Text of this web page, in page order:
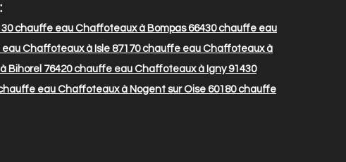
chauffe eau Chaffoteaux à Bompas 66430chauffe eau
Chaffoteaux à Isle 87170chauffe eau Chaffoteaux à
Bihorel 76420chauffe eau Chaffoteaux à Igny 91430
eau Chaffoteaux à Nogent sur Oise 60180chauffe